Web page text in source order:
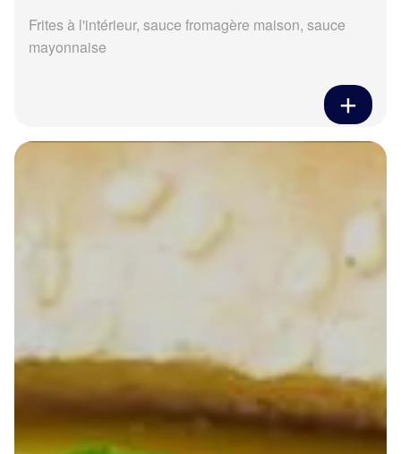
Frites à l'intérieur, sauce fromagère maison, sauce
mayonnaise